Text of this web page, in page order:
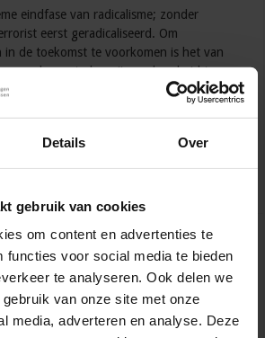
Details Over
gebruik van cookies
om content en advertenties te
functies voor social media te bieden
te analyseren. Ook delen we
van onze site met onze
media, adverteren en analyse. Deze
eindfase van radicalisme; zonder
eerst geradicaliseerd. Om
in de toekomst te voorkomen is het van
van de maatschappij weerbaarheid tegen
te brengen. Signalering Allereerst is
die tot radicalisering voeren te
…
in de praktijk
7 september 2015
,Veiligheid